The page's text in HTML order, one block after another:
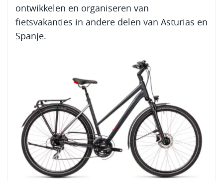
ontwikkelen en organiseren van
fietsvakanties in andere delen van Asturias en
Spanje.